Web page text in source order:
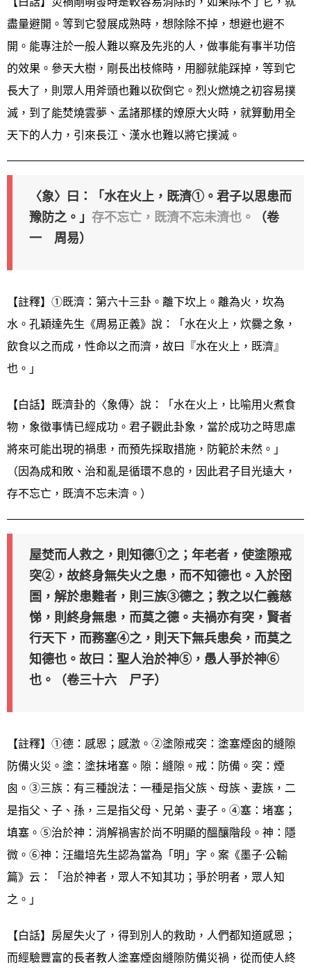
盡量避開。等到它發展成熟時，想除除不掉，想避也避不
開。能專注於一般人難以察及先兆的人，做事能有事半功倍
的效果。參天大樹，剛長出枝條時，用腳就能踩掉，等到它
長大了，則眾人用斧頭也難以砍倒它。烈火燃燒之初容易撲
滅，到了能焚燒雲夢、孟諸那樣的燎原大火時，就算動用全
天下的人力，引來長江、漢水也難以將它撲滅。
〈象〉曰：「水在火上，既濟①。君子以思患而
豫防之。」 存不忘亡，既濟不忘未濟也。
（卷
一 周易）
【註釋】①既濟：第六十三卦。離下坎上。離為火，坎為
水。孔穎達先生《周易正義》說：「水在火上，炊爨之象，
飲食以之而成，性命以之而濟，故曰『水在火上，既濟』
也。」
【白話】既濟卦的〈象傳〉說：「水在火上，比喻用火煮食
物，象徵事情已經成功。君子觀此卦象，當於成功之時思慮
將來可能出現的禍患，而預先採取措施，防範於未然。」
（因為成和敗、治和亂是循環不息的，因此君子目光遠大，
存不忘亡，既濟不忘未濟。）
屋焚而人救之，則知德①之；年老者，使塗隙戒
突②，故終身無失火之患，而不知德也。入於囹
圄，解於患難者，則三族③德之；教之以仁義慈
悌，則終身無患，而莫之德。夫禍亦有突，賢者
行天下，而務塞④之，則天下無兵患矣，而莫之
知德也。故曰：聖人治於神⑤，愚人爭於神⑥
也。（卷三十六 尸子）
【註釋】①德：感恩；感激。②塗隙戒突：塗塞煙囪的縫隙
防備火災。塗：塗抹堵塞。隙：縫隙。戒：防備。突：煙
囪。③三族：有三種說法：一種是指父族、母族、妻族，二
是指父、子、孫，三是指父母、兄弟、妻子。④塞：堵塞；
填塞。⑤治於神：消解禍害於尚不明顯的醞釀階段。神：隱
微。⑥神：汪繼培先生認為當為「明」字。案《墨子·公輸
篇》云：「治於神者，眾人不知其功；爭於明者，眾人知
之。」
【白話】房屋失火了，得到別人的救助，人們都知道感恩；
而經驗豐富的長者教人塗塞煙囪縫隙防備災禍，從而使人終